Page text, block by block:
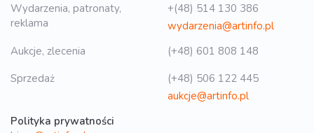
Wydarzenia, patronaty,
reklama
+(48) 514 130 386
wydarzenia@artinfo.pl
Aukcje, zlecenia
(+48) 601 808 148
Sprzedaż
(+48) 506 122 445
aukcje@artinfo.pl
Polityka prywatności